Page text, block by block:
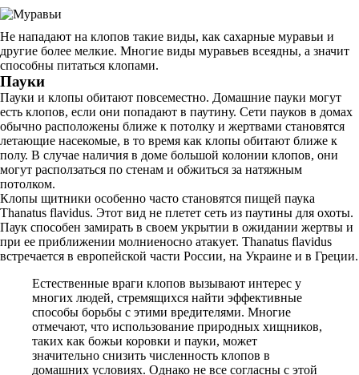
Не нападают на клопов такие виды, как сахарные муравьи и
другие более мелкие. Многие виды муравьев всеядны, а значит
способны питаться клопами.
Пауки
Пауки и клопы обитают повсеместно. Домашние пауки могут
есть клопов, если они попадают в паутину. Сети пауков в домах
обычно расположены ближе к потолку и жертвами становятся
летающие насекомые, в то время как клопы обитают ближе к
полу. В случае наличия в доме большой колонии клопов, они
могут расползаться по стенам и обжиться за натяжным
потолком.
Клопы щитники особенно часто становятся пищей паука
Thanatus flavidus. Этот вид не плетет сеть из паутины для охоты.
Паук способен замирать в своем укрытии в ожидании жертвы и
при ее приближении молниеносно атакует. Thanatus flavidus
встречается в европейской части России, на Украине и в Греции.
Естественные враги клопов вызывают интерес у
многих людей, стремящихся найти эффективные
способы борьбы с этими вредителями. Многие
отмечают, что использование природных хищников,
таких как божьи коровки и пауки, может
значительно снизить численность клопов в
домашних условиях. Однако не все согласны с этой